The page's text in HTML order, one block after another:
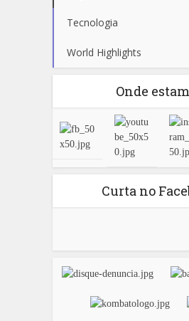
Tecnologia
World Highlights
Onde
Curta no